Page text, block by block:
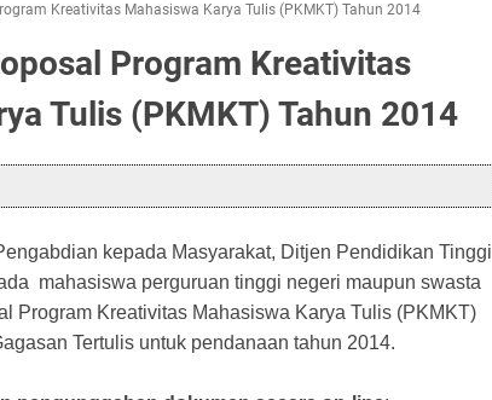
Kreativitas Mahasiswa Karya Tulis (PKMKT) Tahun 2014
Program Kreativitas
Tulis (PKMKT) Tahun 2014
kepada Masyarakat, Ditjen Pendidikan Tinggi
mahasiswa perguruan tinggi negeri maupun swasta
Program Kreativitas Mahasiswa Karya Tulis (PKMKT)
Tertulis untuk pendanaan tahun 2014.